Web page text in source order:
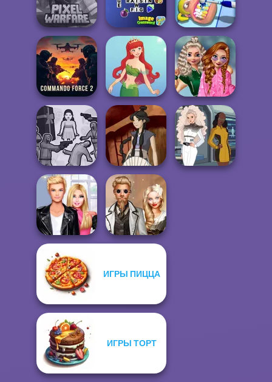
State Connect Barbie Poxel.io
Minecraft Pixel
Warfare
Image
Crossword
Teeth Runner
Commando
Force 2
Cute Mermaid
School
Popularity
Challenge
Squid Battle
Simulator
Waterbender:
Katara
Roomies Blind
Date
Steampunk
ИГРЫ ПИЦЦА
ИГРЫ ТОРТ